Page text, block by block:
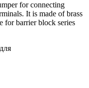
for connecting
It is made of brass
for barrier block series